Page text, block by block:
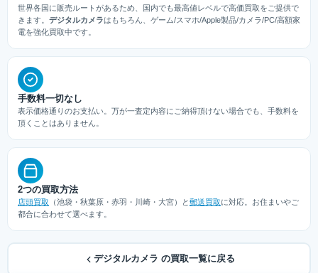
世界各国に販売ルートがあるため、国内でも最高値レベルで高価買取をご提供で
きます。 デジタルカメラはもちろん、ゲーム/スマホ/Apple製品/カメラ/PC/高額家
電を強化買取中です。
手数料一切なし
表示価格通りのお支払い。万が一査定内容にご納得頂けない場合でも、手数料を
頂くことはありません。
2つの買取方法
店頭買取 （池袋・秋葉原・赤羽・川崎・大宮）と郵送買取に対応。お住まいやご
都合に合わせて選べます。
デジタルカメラ の買取一覧に戻る